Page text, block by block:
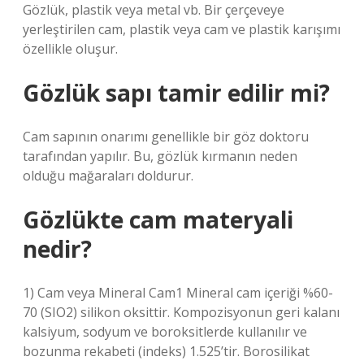
Gözlük, plastik veya metal vb. Bir çerçeveye
yerleştirilen cam, plastik veya cam ve plastik karışımı
özellikle oluşur.
Gözlük sapı tamir edilir mi?
Cam sapının onarımı genellikle bir göz doktoru
tarafından yapılır. Bu, gözlük kırmanın neden
olduğu mağaraları doldurur.
Gözlükte cam materyali
nedir?
1) Cam veya Mineral Cam1 Mineral cam içeriği %60-
70 (SIO2) silikon oksittir. Kompozisyonun geri kalanı
kalsiyum, sodyum ve boroksitlerde kullanılır ve
bozunma rekabeti (indeks) 1.525’tir. Borosilikat